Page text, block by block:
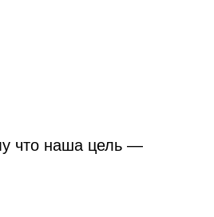
что наша цель —